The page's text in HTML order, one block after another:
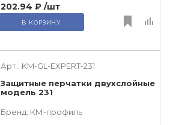
202.94 ₽ /шт
В КОРЗИНУ
Арт.: KM-GL-EXPERT-231
Защитные перчатки двухслойные
модель 231
Бренд: КМ-профиль